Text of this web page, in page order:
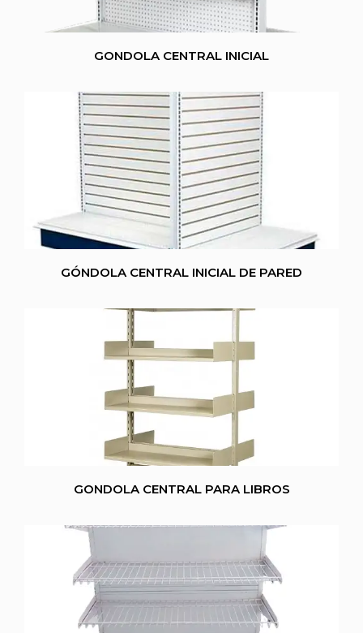
GONDOLA CENTRAL INICIAL
GÓNDOLA CENTRAL INICIAL DE PARED
GONDOLA CENTRAL PARA LIBROS